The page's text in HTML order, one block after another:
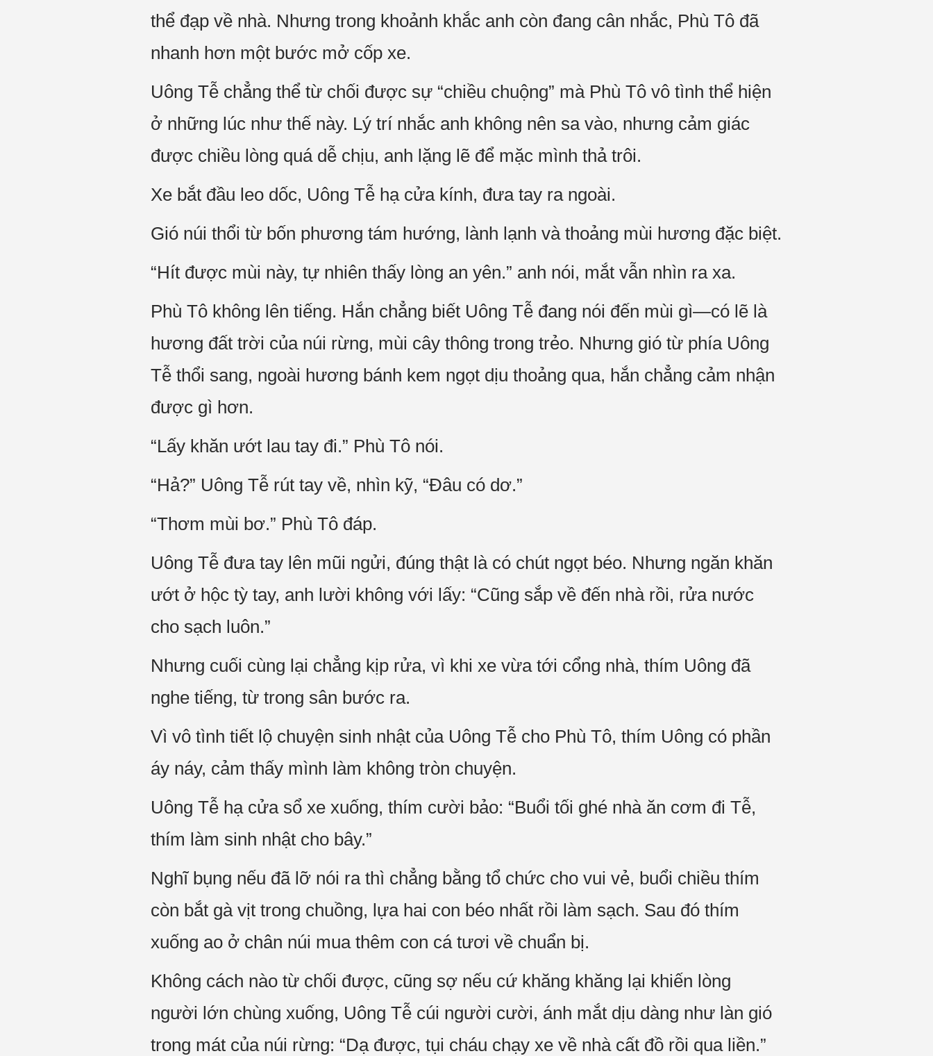
thể đạp về nhà. Nhưng trong khoảnh khắc anh còn đang cân nhắc, Phù Tô đã
nhanh hơn một bước mở cốp xe.
Uông Tễ chẳng thể từ chối được sự “chiều chuộng” mà Phù Tô vô tình thể hiện
ở những lúc như thế này. Lý trí nhắc anh không nên sa vào, nhưng cảm giác
được chiều lòng quá dễ chịu, anh lặng lẽ để mặc mình thả trôi.
Xe bắt đầu leo dốc, Uông Tễ hạ cửa kính, đưa tay ra ngoài.
Gió núi thổi từ bốn phương tám hướng, lành lạnh và thoảng mùi hương đặc biệt.
“Hít được mùi này, tự nhiên thấy lòng an yên.” anh nói, mắt vẫn nhìn ra xa.
Phù Tô không lên tiếng. Hắn chẳng biết Uông Tễ đang nói đến mùi gì—có lẽ là
hương đất trời của núi rừng, mùi cây thông trong trẻo. Nhưng gió từ phía Uông
Tễ thổi sang, ngoài hương bánh kem ngọt dịu thoảng qua, hắn chẳng cảm nhận
được gì hơn.
“Lấy khăn ướt lau tay đi.” Phù Tô nói.
“Hả?” Uông Tễ rút tay về, nhìn kỹ, “Đâu có dơ.”
“Thơm mùi bơ.” Phù Tô đáp.
Uông Tễ đưa tay lên mũi ngửi, đúng thật là có chút ngọt béo. Nhưng ngăn khăn
ướt ở hộc tỳ tay, anh lười không với lấy: “Cũng sắp về đến nhà rồi, rửa nước
cho sạch luôn.”
Nhưng cuối cùng lại chẳng kịp rửa, vì khi xe vừa tới cổng nhà, thím Uông đã
nghe tiếng, từ trong sân bước ra.
Vì vô tình tiết lộ chuyện sinh nhật của Uông Tễ cho Phù Tô, thím Uông có phần
áy náy, cảm thấy mình làm không tròn chuyện.
Uông Tễ hạ cửa sổ xe xuống, thím cười bảo: “Buổi tối ghé nhà ăn cơm đi Tễ,
thím làm sinh nhật cho bây.”
Nghĩ bụng nếu đã lỡ nói ra thì chẳng bằng tổ chức cho vui vẻ, buổi chiều thím
còn bắt gà vịt trong chuồng, lựa hai con béo nhất rồi làm sạch. Sau đó thím
xuống ao ở chân núi mua thêm con cá tươi về chuẩn bị.
Không cách nào từ chối được, cũng sợ nếu cứ khăng khăng lại khiến lòng
người lớn chùng xuống, Uông Tễ cúi người cười, ánh mắt dịu dàng như làn gió
trong mát của núi rừng: “Dạ được, tụi cháu chạy xe về nhà cất đồ rồi qua liền.”